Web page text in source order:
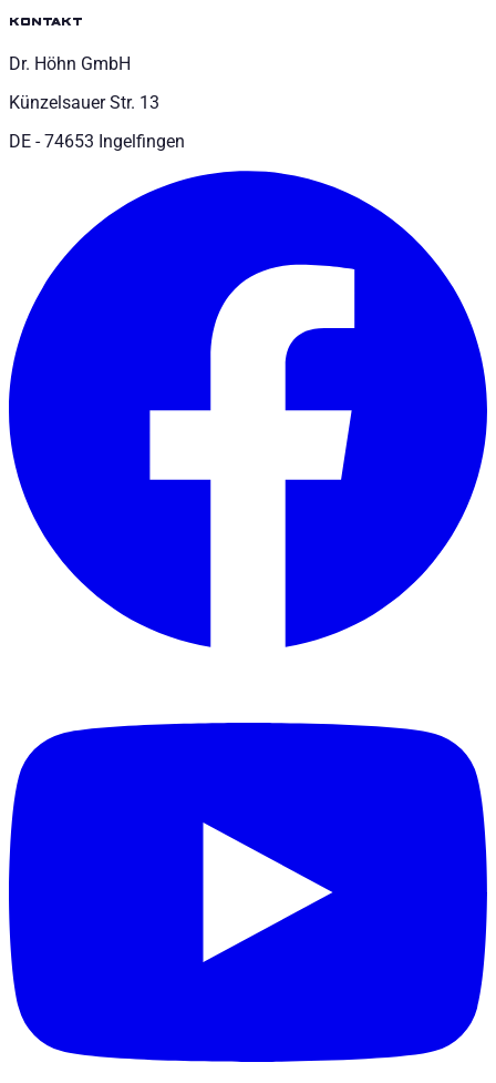
kontakt
Dr. Höhn GmbH
Künzelsauer Str. 13
DE - 74653 Ingelfingen